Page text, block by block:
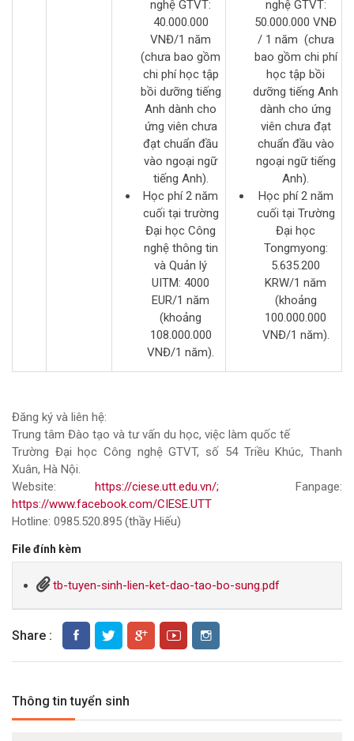
nghệ GTVT:
40.000.000
VNĐ/1 năm
(chưa bao gồm
chi phí học tập
bồi dưỡng tiếng
Anh dành cho
ứng viên chưa
đạt chuẩn đầu
vào ngoại ngữ
tiếng Anh).
Học phí 2 năm
cuối tại trường
Đại học Công
nghệ thông tin
và Quản lý
UITM: 4000
EUR/1 năm
(khoảng
108.000.000
VNĐ/1 năm).
nghệ GTVT:
50.000.000 VNĐ
/ 1 năm (chưa
bao gồm chi phí
học tập bồi
dưỡng tiếng Anh
dành cho ứng
viên chưa đạt
chuẩn đầu vào
ngoại ngữ tiếng
Anh).
Học phí 2 năm
cuối tại Trường
Đại học
Tongmyong:
5.635.200
KRW/1 năm
(khoảng
100.000.000
VNĐ/1 năm).
Đăng ký và liên hệ:
Trung tâm Đào tạo và tư vấn du học, việc làm quốc tế
Trường Đại học Công nghệ GTVT, số 54 Triều Khúc, Thanh
Xuân, Hà Nội.
Website: https://ciese.utt.edu.vn/;
Fanpage:
https://www.facebook.com/CIESE.UTT
Hotline: 0985.520.895 (thầy Hiếu)
File đính kèm
tb-tuyen-sinh-lien-ket-dao-tao-bo-sung.pdf
Share :
Thông tin tuyển sinh